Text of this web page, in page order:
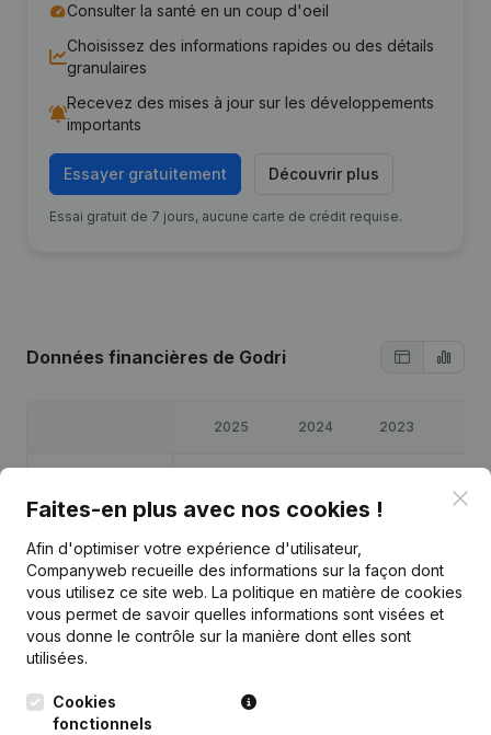
Consulter la santé en un coup d'oeil
Choisissez des informations rapides ou des détails
granulaires
Recevez des mises à jour sur les développements
importants
Essayer gratuitement Découvrir plus
Essai gratuit de 7 jours, aucune carte de crédit requise.
Données financières de Godri
2025 2024 2023
72
Marge brute € 93 818 €82 258 €68 148 €113
Publicationsde Godri
Faites-en plus avec nos cookies !
Afin d'optimiser votre expérience d'utilisateur,
Companyweb recueille des informations sur la façon dont
vous utilisez ce site web. La politique en matière de cookies
vous permet de savoir quelles informations sont visées et
vous donne le contrôle sur la manière dont elles sont
utilisées.
Cookies
fonctionnels